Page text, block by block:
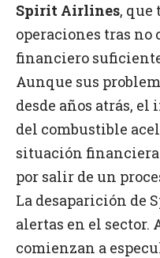
Spirit Airlines, que
operaciones tras no
financiero
Aunque sus
desde años atrás,
del combustible
situación financiera
por salir de un
La desaparición de
alertas en el
comienzan a